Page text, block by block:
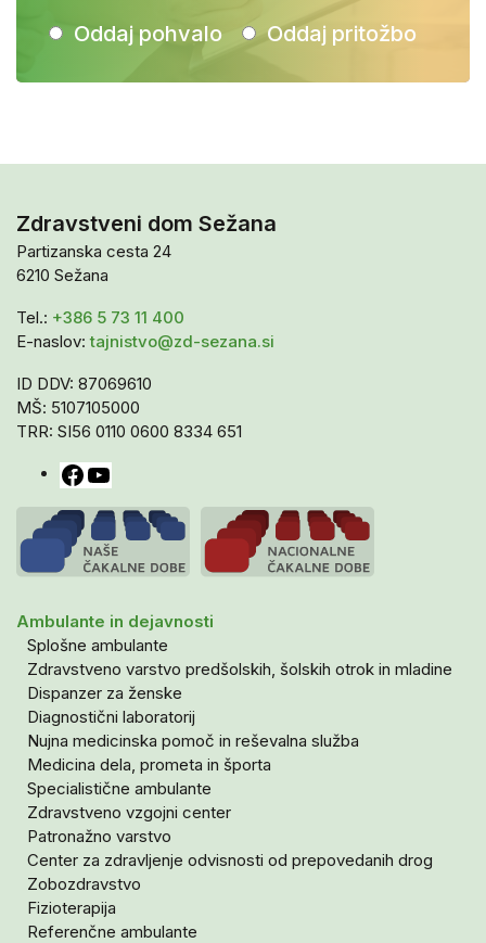
Oddaj pohvalo Oddaj pritožbo
Zdravstveni dom Sežana
Partizanska cesta 24
6210 Sežana
Tel.: +386 5 73 11 400
E-naslov:tajnistvo@zd-sezana.si
ID DDV: 87069610
MŠ: 5107105000
TRR: SI56 0110 0600 8334 651
Facebook
Ambulante in dejavnosti
Splošne ambulante
Zdravstveno varstvo predšolskih, šolskih otrok in mladine
Dispanzer za ženske
Diagnostični laboratorij
Nujna medicinska pomoč in reševalna služba
Medicina dela, prometa in športa
Specialistične ambulante
Zdravstveno vzgojni center
Patronažno varstvo
Center za zdravljenje odvisnosti od prepovedanih drog
Zobozdravstvo
Fizioterapija
Referenčne ambulante